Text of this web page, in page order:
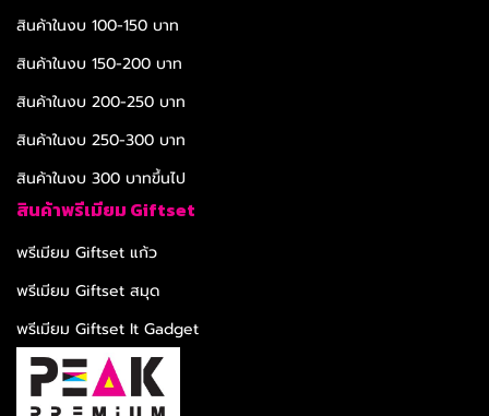
สินค้าในงบ 100-150 บาท
สินค้าในงบ 150-200 บาท
สินค้าในงบ 200-250 บาท
สินค้าในงบ 250-300 บาท
สินค้าในงบ 300 บาทขึ้นไป
สินค้าพรีเมียม Giftset
พรีเมียม Giftset แก้ว
พรีเมียม Giftset สมุด
พรีเมียม Giftset It Gadget